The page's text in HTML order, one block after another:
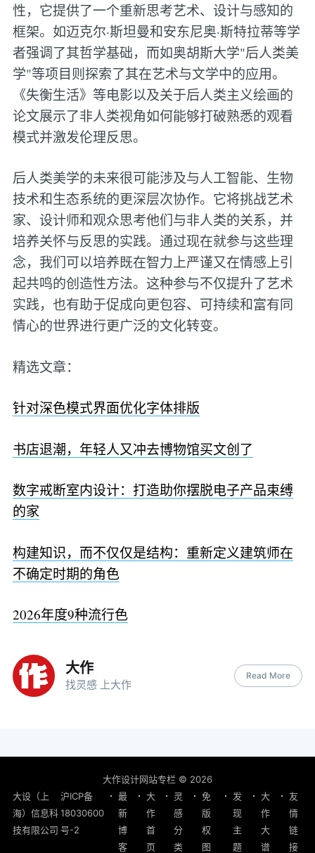
性，它提供了一个重新思考艺术、设计与感知的
框架。如迈克尔·斯坦曼和安东尼奥·斯特拉蒂等学
者强调了其哲学基础，而如奥胡斯大学"后人类美
学"等项目则探索了其在艺术与文学中的应用。
《失衡生活》等电影以及关于后人类主义绘画的
论文展示了非人类视角如何能够打破熟悉的观看
模式并激发伦理反思。
后人类美学的未来很可能涉及与人工智能、生物
技术和生态系统的更深层次协作。它将挑战艺术
家、设计师和观众思考他们与非人类的关系，并
培养关怀与反思的实践。通过现在就参与这些理
念，我们可以培养既在智力上严谨又在情感上引
起共鸣的创造性方法。这种参与不仅提升了艺术
实践，也有助于促成向更包容、可持续和富有同
情心的世界进行更广泛的文化转变。
精选文章：
针对深色模式界面优化字体排版
书店退潮，年轻人又冲去博物馆买文创了
数字戒断室内设计：打造助你摆脱电子产品束缚
的家
构建知识，而不仅仅是结构：重新定义建筑师在
不确定时期的角色
2026年度9种流行色
大作
找灵感 上大作
Read More
大作设计网站专栏 © 2026
大设（上
海）信息科
技有限公司
沪ICP备
18030600
号-2
最
新
博
客
大
作
首
页
灵
感
分
类
免
版
权
图
发
现
主
题
大
作
大
谱
友
情
链
接